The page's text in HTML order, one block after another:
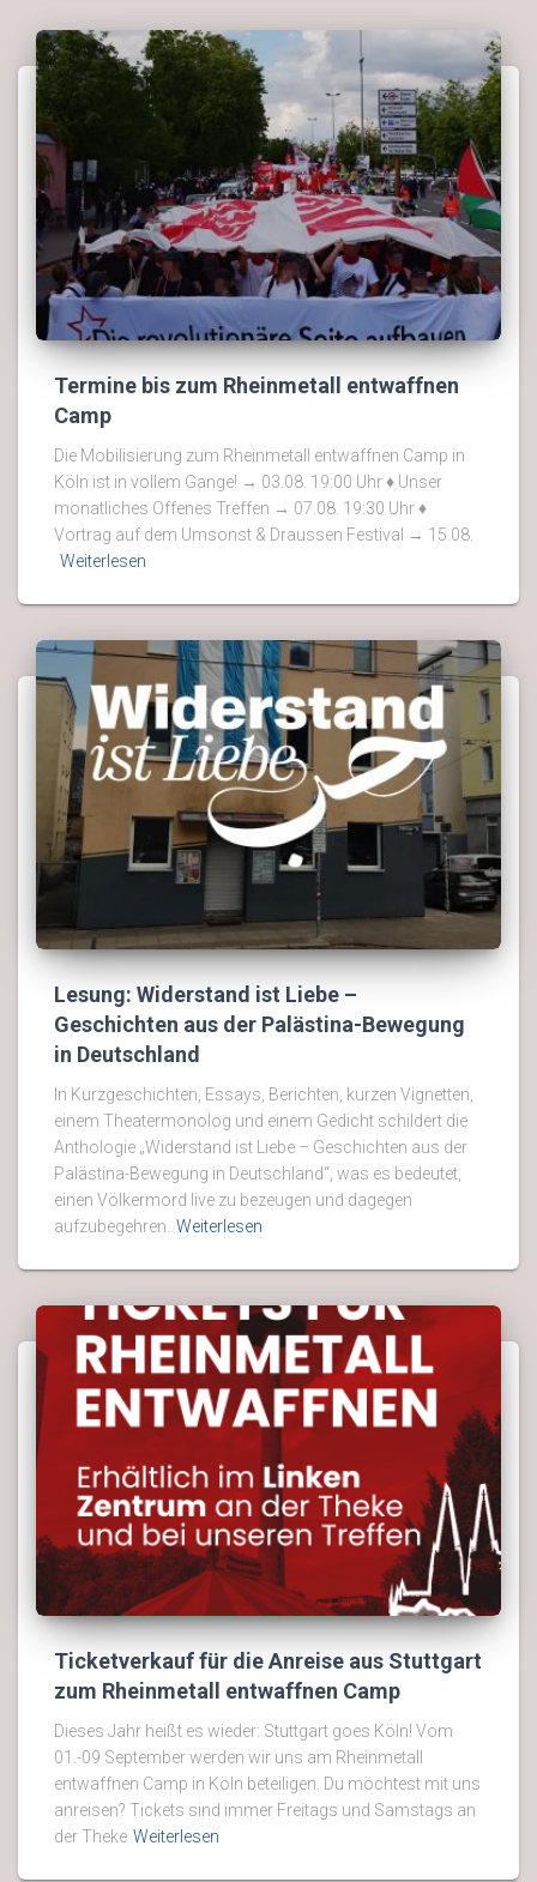
Termine bis zum Rheinmetall entwaffnen
Camp
Die Mobilisierung zum Rheinmetall entwaffnen Camp in
Köln ist in vollem Gange! → 03.08. 19:00 Uhr ♦ Unser
monatliches Offenes Treffen → 07.08. 19:30 Uhr ♦
Vortrag auf dem Umsonst & Draussen Festival → 15.08.
Weiterlesen
Lesung: Widerstand ist Liebe –
Geschichten aus der Palästina-Bewegung
in Deutschland
In Kurzgeschichten, Essays, Berichten, kurzen Vignetten,
einem Theatermonolog und einem Gedicht schildert die
Anthologie „Widerstand ist Liebe – Geschichten aus der
Palästina-Bewegung in Deutschland“, was es bedeutet,
einen Völkermord live zu bezeugen und dagegen
aufzubegehren. Weiterlesen
Ticketverkauf für die Anreise aus Stuttgart
zum Rheinmetall entwaffnen Camp
Dieses Jahr heißt es wieder: Stuttgart goes Köln! Vom
01.-09 September werden wir uns am Rheinmetall
entwaffnen Camp in Köln beteiligen. Du möchtest mit uns
anreisen? Tickets sind immer Freitags und Samstags an
der Theke Weiterlesen